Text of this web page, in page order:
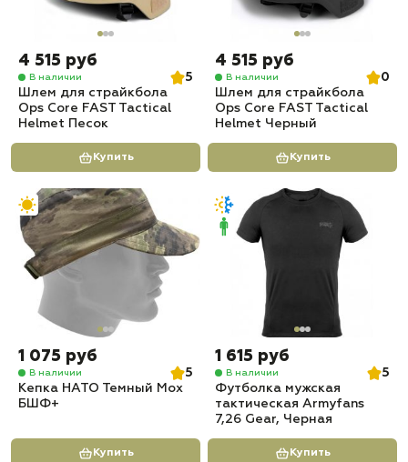
4 515 руб
В наличии
5
Шлем для страйкбола
Ops Core FAST Tactical
Helmet Песок
Купить
4 515 руб
В наличии
0
Шлем для страйкбола
Ops Core FAST Tactical
Helmet Черный
Купить
1 075 руб
В наличии
5
Кепка НАТО Темный Мох
БШФ+
Купить
1 615 руб
В наличии
5
Футболка мужская
тактическая Armyfans
7,26 Gear, Черная
Купить